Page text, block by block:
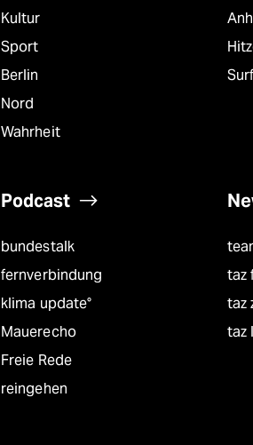
Kultur
Sport
Berlin
Nord
Wahrheit
Podcast
bundestalk
fernverbindung
klima update°
Mauerecho
Freie Rede
reingehen
taz
taz
taz